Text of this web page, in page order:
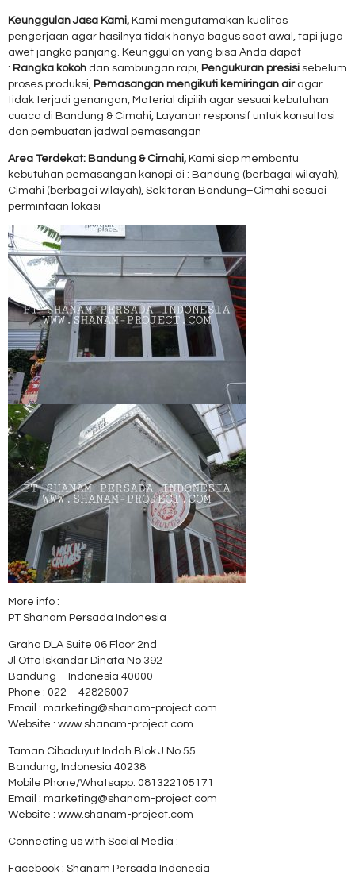
Keunggulan Jasa Kami, Kami mengutamakan kualitas
pengerjaan agar hasilnya tidak hanya bagus saat awal, tapi juga
awet jangka panjang. Keunggulan yang bisa Anda dapat
: Rangka kokoh dan sambungan rapi, Pengukuran presisi sebelum
proses produksi, Pemasangan mengikuti kemiringan airagar
tidak terjadi genangan, Material dipilih agar sesuai kebutuhan
cuaca di Bandung & Cimahi, Layanan responsif untuk konsultasi
dan pembuatan jadwal pemasangan
Area Terdekat: Bandung & Cimahi, Kami siap membantu
kebutuhan pemasangan kanopi di : Bandung (berbagai wilayah),
Cimahi (berbagai wilayah), Sekitaran Bandung–Cimahi sesuai
permintaan lokasi
More info :
PT Shanam Persada Indonesia
Graha DLA Suite 06 Floor 2nd
Jl Otto Iskandar Dinata No 392
Bandung – Indonesia 40000
Phone : 022 – 42826007
Email : marketing@shanam-project.com
Website : www.shanam-project.com
Taman Cibaduyut Indah Blok J No 55
Bandung, Indonesia 40238
Mobile Phone/Whatsapp: 081322105171
Email : marketing@shanam-project.com
Website : www.shanam-project.com
Connecting us with Social Media :
Facebook : Shanam Persada Indonesia